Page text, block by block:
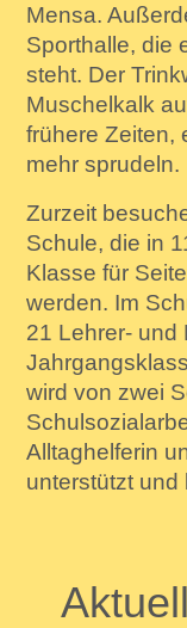
Mensa.
Sporthalle, die
steht. Der
Muschelkalk
frühere Zeiten,
mehr sprudeln.
Zurzeit
Schule, die in
Klasse für
werden. Im
21 Lehrer- und
wird von zwei
Alltaghelferin
unterstützt und